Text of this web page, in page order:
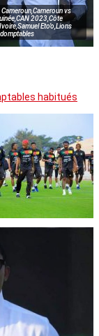
vs
2023,Côte
Eto’o,Lions
habitués